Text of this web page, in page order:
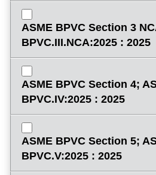
ASME BPVC Section 3
BPVC.III.NCA:2025 : 2025
ASME BPVC Section 4;
BPVC.IV:2025 : 2025
ASME BPVC Section 5;
BPVC.V:2025 : 2025